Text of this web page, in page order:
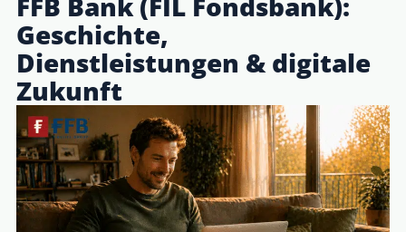
Geschichte,
Dienstleistungen & digitale
Zukunft